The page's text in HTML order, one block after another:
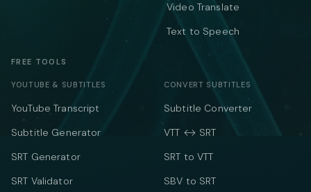
Video Translate
Text to Speech
FREE TOOLS
YOUTUBE & SUBTITLES
YouTube Transcript
Subtitle Generator
SRT Generator
SRT Validator
CONVERT SUBTITLES
Subtitle Converter
VTT ↔ SRT
SRT to VTT
SBV to SRT